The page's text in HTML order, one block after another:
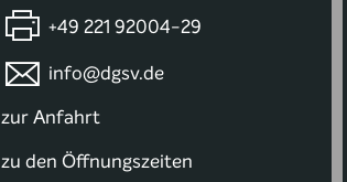
+49 221 92004-29
info@dgsv.de
zur Anfahrt
zu den Öffnungszeiten